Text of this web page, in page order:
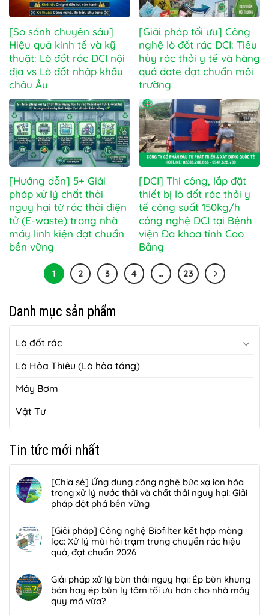
[So sánh chuyên sâu]
Hiệu quả kinh tế và kỹ
thuật: Lò đốt rác DCI nội
địa vs Lò đốt nhập khẩu
châu Âu
[Giải pháp tối ưu] Công
nghệ lò đốt rác DCI: Tiêu
hủy rác thải y tế và hàng
quá date đạt chuẩn môi
trường
[Hướng dẫn] 5+ Giải
pháp xử lý chất thải
nguy hại từ rác thải điện
tử (E-waste) trong nhà
máy linh kiện đạt chuẩn
bền vững
[DCI] Thi công, lắp đặt
thiết bị lò đốt rác thải y
tế công suất 150kg/h
công nghệ DCI tại Bệnh
viện Đa khoa tỉnh Cao
Bằng
1 2 3 4 … 23
Danh mục sản phẩm
Lò đốt rác
Lò Hỏa Thiêu (Lò hỏa táng)
Máy Bơm
Vật Tư
Tin tức mới nhất
[Chia sẻ] Ứng dụng công nghệ bức xạ ion hóa
trong xử lý nước thải và chất thải nguy hại: Giải
pháp đột phá bền vững
có
bình
luận
ở
sẻ]
Ứng
dụng
[Giải pháp] Công nghệ Biofilter kết hợp màng
lọc: Xử lý mùi hôi trạm trung chuyển rác hiệu
quả, đạt chuẩn 2026
có
bình
luận
ở
Giải pháp xử lý bùn thải nguy hại: Ép bùn khung
bản hay ép bùn ly tâm tối ưu hơn cho nhà máy
quy mô vừa?